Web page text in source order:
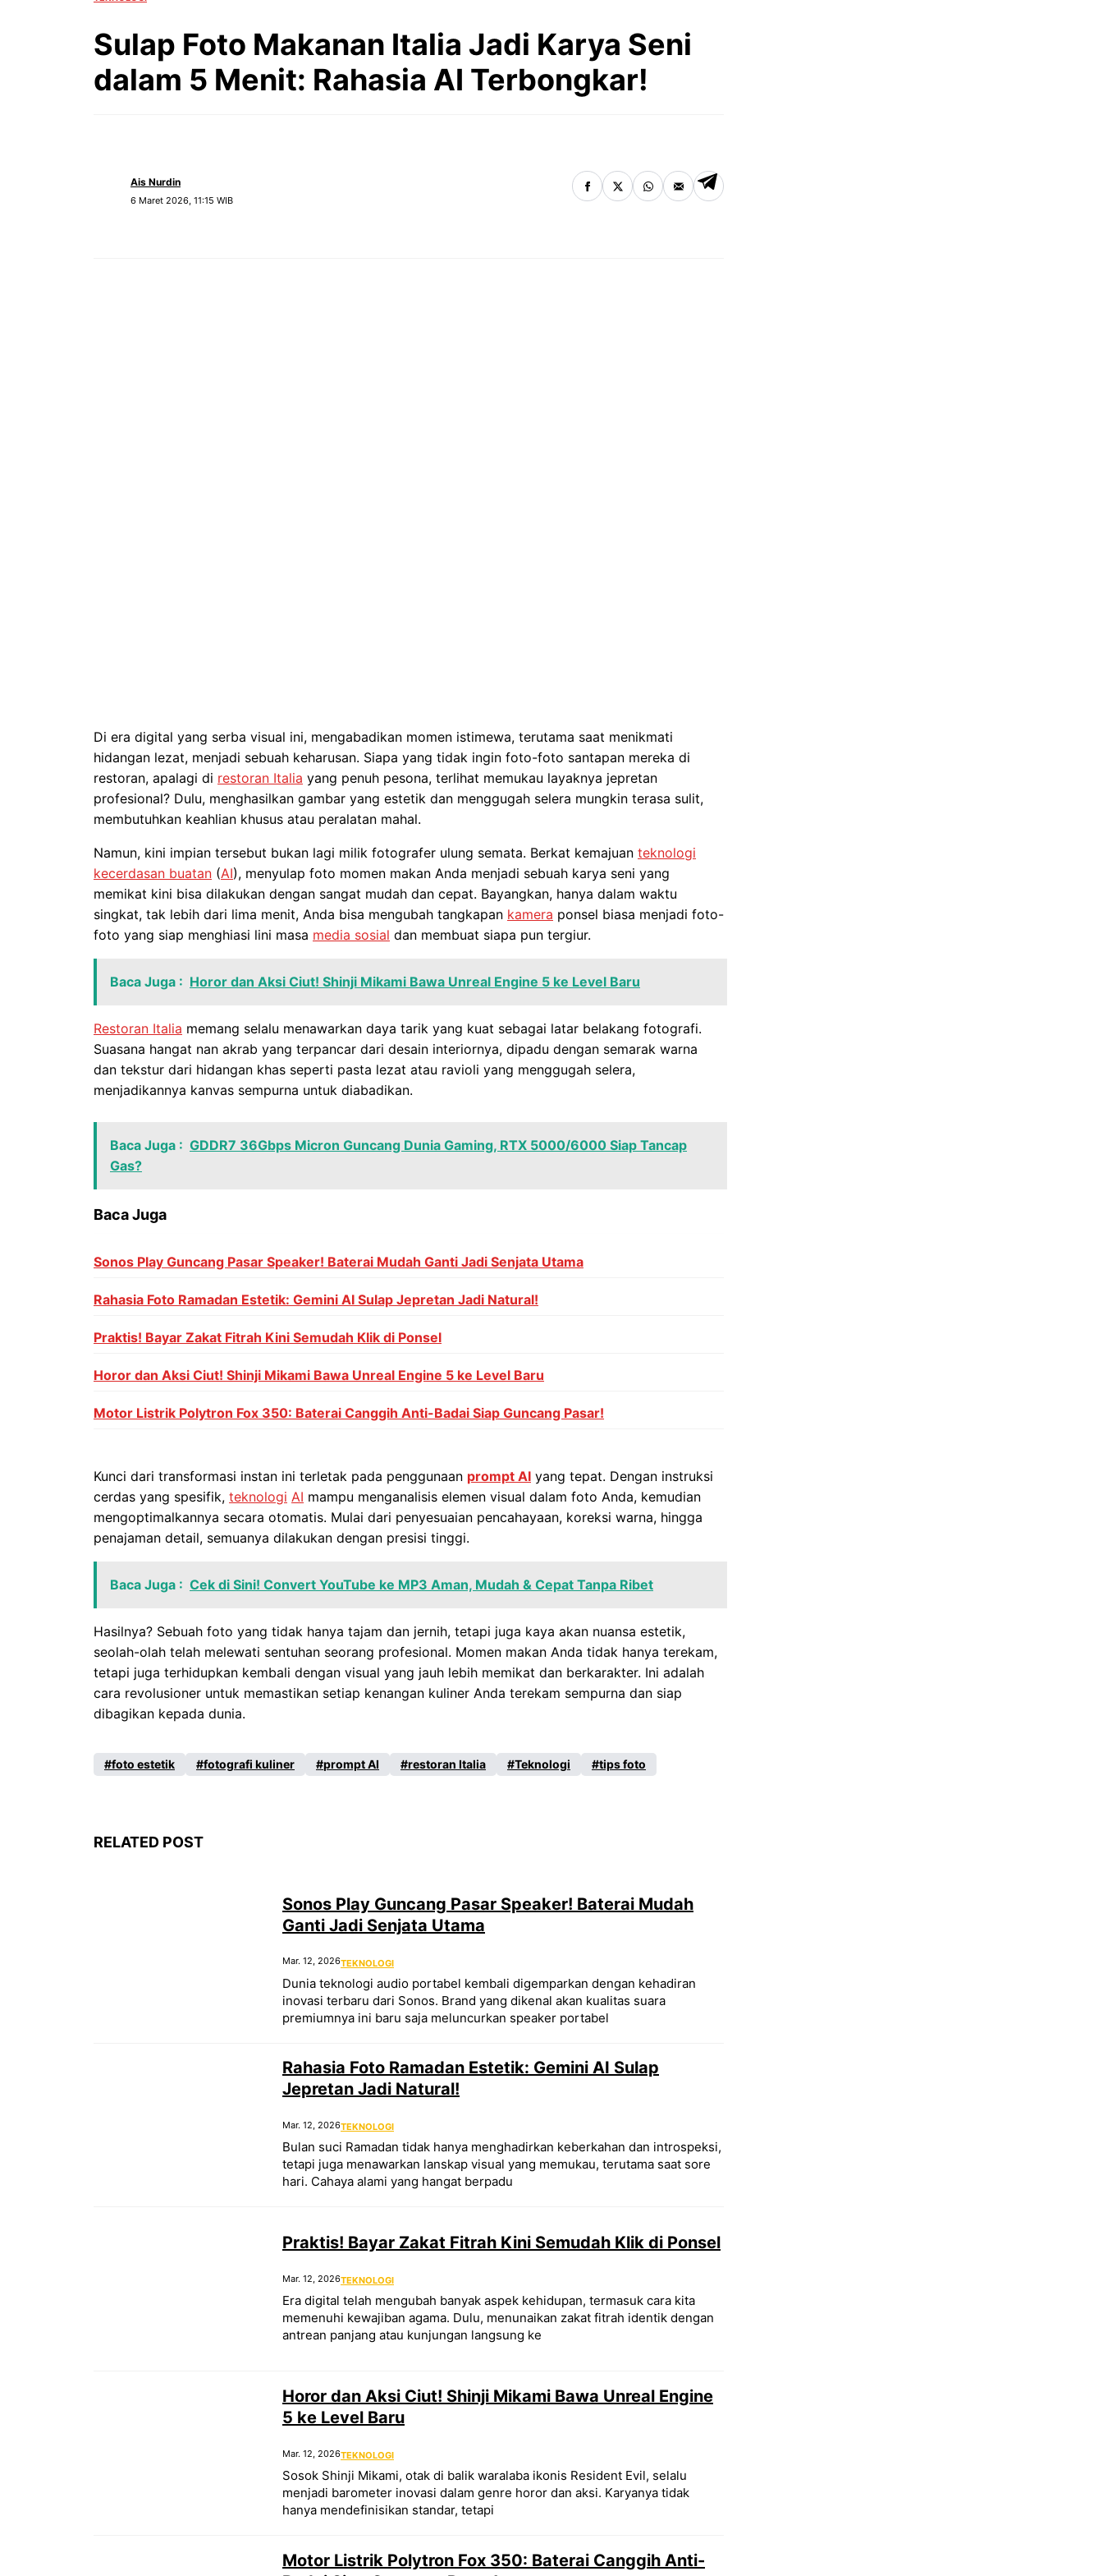
Sulap Foto Makanan Italia Jadi Karya Seni
dalam 5 Menit: Rahasia AI Terbongkar!
Ais Nurdin
6 Maret 2026, 11:15 WIB
Di era digital yang serba visual ini, mengabadikan momen istimewa, terutama saat menikmati
hidangan lezat, menjadi sebuah keharusan. Siapa yang tidak ingin foto-foto santapan mereka di
restoran, apalagi di restoran Italia yang penuh pesona, terlihat memukau layaknya jepretan
profesional? Dulu, menghasilkan gambar yang estetik dan menggugah selera mungkin terasa sulit,
membutuhkan keahlian khusus atau peralatan mahal.
Namun, kini impian tersebut bukan lagi milik fotografer ulung semata. Berkat kemajuan teknologi
kecerdasan buatan (AI), menyulap foto momen makan Anda menjadi sebuah karya seni yang
memikat kini bisa dilakukan dengan sangat mudah dan cepat. Bayangkan, hanya dalam waktu
singkat, tak lebih dari lima menit, Anda bisa mengubah tangkapan kamera ponsel biasa menjadi foto-
foto yang siap menghiasi lini masa media sosial dan membuat siapa pun tergiur.
Baca Juga : Horor dan Aksi Ciut! Shinji Mikami Bawa Unreal Engine 5 ke Level Baru
Restoran Italia memang selalu menawarkan daya tarik yang kuat sebagai latar belakang fotografi.
Suasana hangat nan akrab yang terpancar dari desain interiornya, dipadu dengan semarak warna
dan tekstur dari hidangan khas seperti pasta lezat atau ravioli yang menggugah selera,
menjadikannya kanvas sempurna untuk diabadikan.
Baca Juga : GDDR7 36Gbps Micron Guncang Dunia Gaming, RTX 5000/6000 Siap Tancap
Gas?
Baca Juga
Sonos Play Guncang Pasar Speaker! Baterai Mudah Ganti Jadi Senjata Utama
Rahasia Foto Ramadan Estetik: Gemini AI Sulap Jepretan Jadi Natural!
Praktis! Bayar Zakat Fitrah Kini Semudah Klik di Ponsel
Horor dan Aksi Ciut! Shinji Mikami Bawa Unreal Engine 5 ke Level Baru
Motor Listrik Polytron Fox 350: Baterai Canggih Anti-Badai Siap Guncang Pasar!
Kunci dari transformasi instan ini terletak pada penggunaan prompt AI yang tepat. Dengan instruksi
cerdas yang spesifik, teknologi AI mampu menganalisis elemen visual dalam foto Anda, kemudian
mengoptimalkannya secara otomatis. Mulai dari penyesuaian pencahayaan, koreksi warna, hingga
penajaman detail, semuanya dilakukan dengan presisi tinggi.
Baca Juga : Cek di Sini! Convert YouTube ke MP3 Aman, Mudah & Cepat Tanpa Ribet
Hasilnya? Sebuah foto yang tidak hanya tajam dan jernih, tetapi juga kaya akan nuansa estetik,
seolah-olah telah melewati sentuhan seorang profesional. Momen makan Anda tidak hanya terekam,
tetapi juga terhidupkan kembali dengan visual yang jauh lebih memikat dan berkarakter. Ini adalah
cara revolusioner untuk memastikan setiap kenangan kuliner Anda terekam sempurna dan siap
dibagikan kepada dunia.
foto estetik fotografi kuliner prompt AI restoran Italia Teknologi tips foto
RELATED POST
Sonos Play Guncang Pasar Speaker! Baterai Mudah
Ganti Jadi Senjata Utama
Mar. 12, 2026TEKNOLOGI
Dunia teknologi audio portabel kembali digemparkan dengan kehadiran
inovasi terbaru dari Sonos. Brand yang dikenal akan kualitas suara
premiumnya ini baru saja meluncurkan speaker portabel
Rahasia Foto Ramadan Estetik: Gemini AI Sulap
Jepretan Jadi Natural!
Mar. 12, 2026TEKNOLOGI
Bulan suci Ramadan tidak hanya menghadirkan keberkahan dan introspeksi,
tetapi juga menawarkan lanskap visual yang memukau, terutama saat sore
hari. Cahaya alami yang hangat berpadu
Praktis! Bayar Zakat Fitrah Kini Semudah Klik di Ponsel
Mar. 12, 2026TEKNOLOGI
Era digital telah mengubah banyak aspek kehidupan, termasuk cara kita
memenuhi kewajiban agama. Dulu, menunaikan zakat fitrah identik dengan
antrean panjang atau kunjungan langsung ke
Horor dan Aksi Ciut! Shinji Mikami Bawa Unreal Engine
5 ke Level Baru
Mar. 12, 2026TEKNOLOGI
Sosok Shinji Mikami, otak di balik waralaba ikonis Resident Evil, selalu
menjadi barometer inovasi dalam genre horor dan aksi. Karyanya tidak
hanya mendefinisikan standar, tetapi
Motor Listrik Polytron Fox 350: Baterai Canggih Anti-